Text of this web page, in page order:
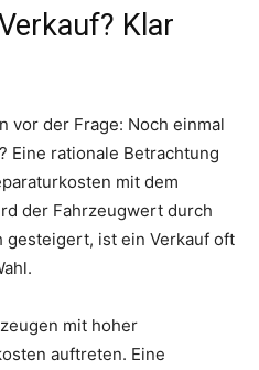
Klar
vor der Frage: Noch einmal
Eine rationale Betrachtung
mit dem
der Fahrzeugwert durch
gesteigert, ist ein Verkauf oft
mit hoher
auftreten. Eine